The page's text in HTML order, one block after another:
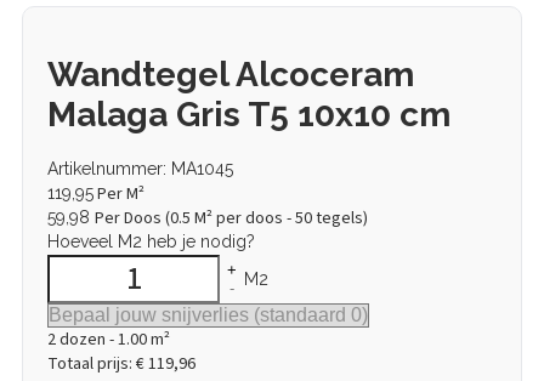
Wandtegel Alcoceram
Malaga Gris T5 10x10 cm
Artikelnummer: MA1045
119,95Per M²
59,98 Per Doos (0.5 M² per doos - 50 tegels)
Hoeveel M2 heb je nodig?
+
- M2
2dozen -1.00m²
Totaal prijs: € 119,96